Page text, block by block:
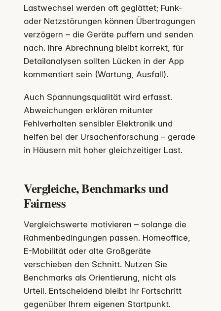
Lastwechsel werden oft geglättet; Funk-
oder Netzstörungen können Übertragungen
verzögern – die Geräte puffern und senden
nach. Ihre Abrechnung bleibt korrekt, für
Detailanalysen sollten Lücken in der App
kommentiert sein (Wartung, Ausfall).
Auch Spannungsqualität wird erfasst.
Abweichungen erklären mitunter
Fehlverhalten sensibler Elektronik und
helfen bei der Ursachenforschung – gerade
in Häusern mit hoher gleichzeitiger Last.
Vergleiche, Benchmarks und
Fairness
Vergleichswerte motivieren – solange die
Rahmenbedingungen passen. Homeoffice,
E-Mobilität oder alte Großgeräte
verschieben den Schnitt. Nutzen Sie
Benchmarks als Orientierung, nicht als
Urteil. Entscheidend bleibt Ihr Fortschritt
gegenüber Ihrem eigenen Startpunkt.